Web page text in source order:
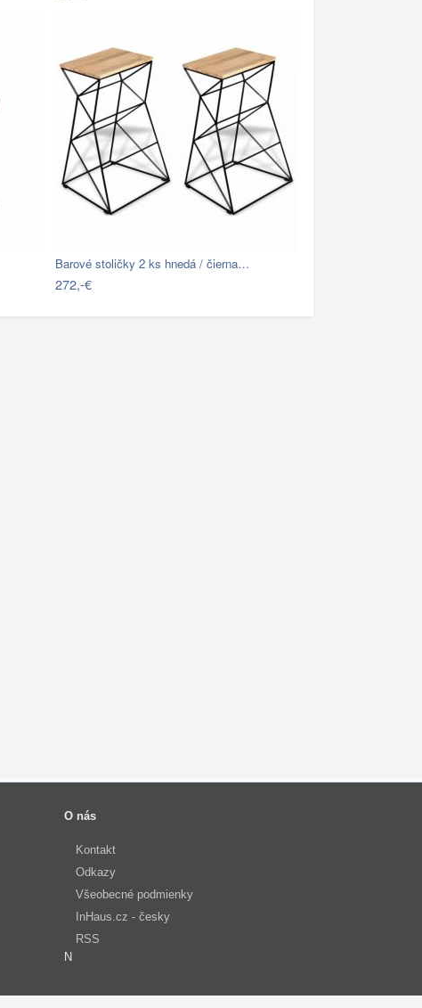
Barové stoličky 2 ks hnedá / čierna…
272,-€
O nás
Kontakt
Odkazy
Všeobecné podmienky
InHaus.cz - česky
RSS
N